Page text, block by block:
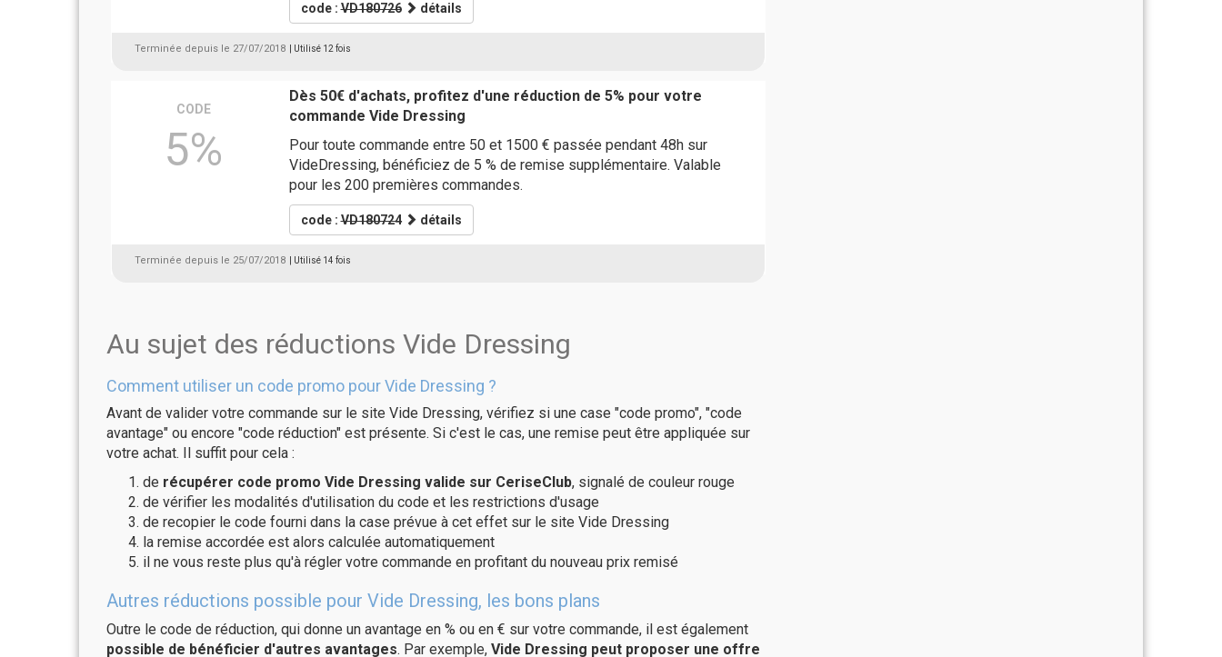
code :VD180726 détails
Terminée depuis le 27/07/2018 | Utilisé 12 fois
CODE
5%
Dès 50€ d'achats, profitez d'une réduction de 5% pour votre
commande Vide Dressing
Pour toute commande entre 50 et 1500 € passée pendant 48h sur
VideDressing, bénéficiez de 5 % de remise supplémentaire. Valable
pour les 200 premières commandes.
code :VD180724 détails
Terminée depuis le 25/07/2018 | Utilisé 14 fois
Au sujet des réductions Vide Dressing
Comment utiliser un code promo pour Vide Dressing ?
Avant de valider votre commande sur le site Vide Dressing, vérifiez si une case "code promo", "code
avantage" ou encore "code réduction" est présente. Si c'est le cas, une remise peut être appliquée sur
votre achat. Il suffit pour cela :
de récupérer code promo Vide Dressing valide sur CeriseClub, signalé de couleur rouge
de vérifier les modalités d'utilisation du code et les restrictions d'usage
de recopier le code fourni dans la case prévue à cet effet sur le site Vide Dressing
la remise accordée est alors calculée automatiquement
il ne vous reste plus qu'à régler votre commande en profitant du nouveau prix remisé
Autres réductions possible pour Vide Dressing, les bons plans
Outre le code de réduction, qui donne un avantage en % ou en € sur votre commande, il est également
possible de bénéficier d'autres avantages. Par exemple, Vide Dressing peut proposer une offre